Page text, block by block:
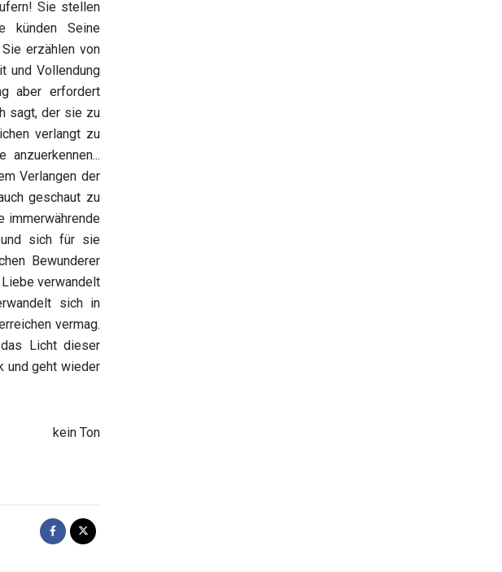
Sie stellen
künden Seine
erzählen von
und Vollendung
aber erfordert
sagt, der sie zu
verlangt zu
Verlangen der
geschaut zu
immerwährende
und sich für sie
Bewunderer
verwandelt
sich in
vermag.
Licht dieser
und geht wieder
kein Ton